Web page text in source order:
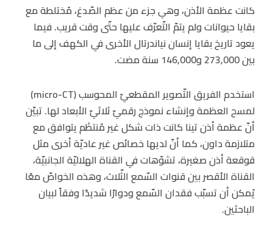
كانت عظمة الأذن، وهي جزء من عظم الصّدغ، مُختلطة مع
بقايا حيوانات ولم يتمّ التّعرّف عليها حتّى وقت قريب. فيما
يعود تاريخ بقايا إنسان نياندرتال الأخرى في الكهف إلى ما
بين 273,000 و146,000 سنة مضت.
استخدم الفريق التّصوير المقطعيّ المحوسب (micro-CT)
لمسح العظمة وإنشاء نموذج رقميّ ثلاثيّ الأبعاد لها. تبيّن
أنّ عظمة أذن تينا كانت ذات شكل غير مُنتظَم يتوافق مع
متلازمة داون، كما أنّ لديها خصائص غير عاديّة أخرى مثل
قوقعة أذن صغيرة، تشوّهات في القناة الهلاليّة الجانبيّة،
القناة الأقصر بين قنوات السّمع الثّلاث، وهذه الخواصّ معًا
يُمكن أن تسبّب فقدان السّمع ودوارًا شديدًا وفقاً لبيان
الباحثين.